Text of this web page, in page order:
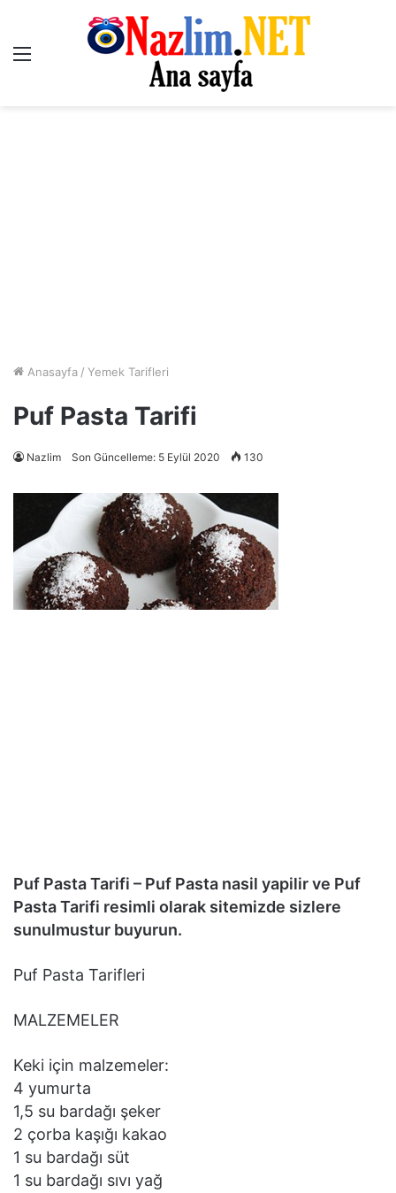
Menü
Anasayfa / Yemek Tarifleri
Puf Pasta Tarifi
Nazlim Son Güncelleme: 5 Eylül 2020 130
Puf Pasta Tarifi – Puf Pasta nasil yapilir ve Puf
Pasta Tarifi resimli olarak sitemizde sizlere
sunulmustur buyurun.
Puf Pasta Tarifleri
MALZEMELER
Keki için malzemeler:
4 yumurta
1,5 su bardağı şeker
2 çorba kaşığı kakao
1 su bardağı süt
1 su bardağı sıvı yağ